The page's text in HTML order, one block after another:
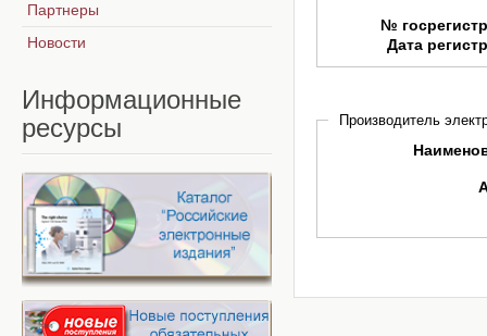
№
Дата
Производитель
Партнеры
Новости
Информационные
ресурсы